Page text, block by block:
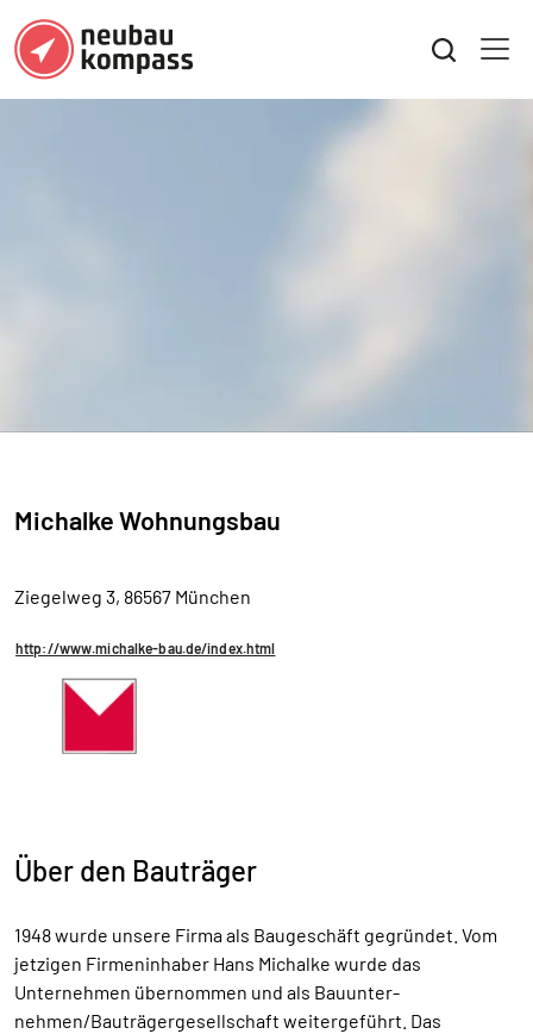
Michalke Wohnungsbau
Ziegelweg 3, 86567 München
http://www.michalke-bau.de/index.html
Über den Bauträger
1948 wurde unsere Firma als Baugeschäft gegründet. Vom
jetzigen Firmeninhaber Hans Michalke wurde das
Unternehmen übernommen und als Bauunter-
nehmen/Bauträgergesellschaft weitergeführt. Das